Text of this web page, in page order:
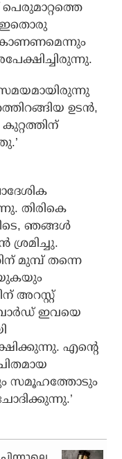
ഇതൊരു
കാണണമെന്നും
ഉടന്‍,
തിരികെ
ഞങ്ങള്‍
മുമ്പ് തന്നെ
അറസ്റ്റ്
ഇവയെ
എന്റെ
സമൂഹത്തോടും